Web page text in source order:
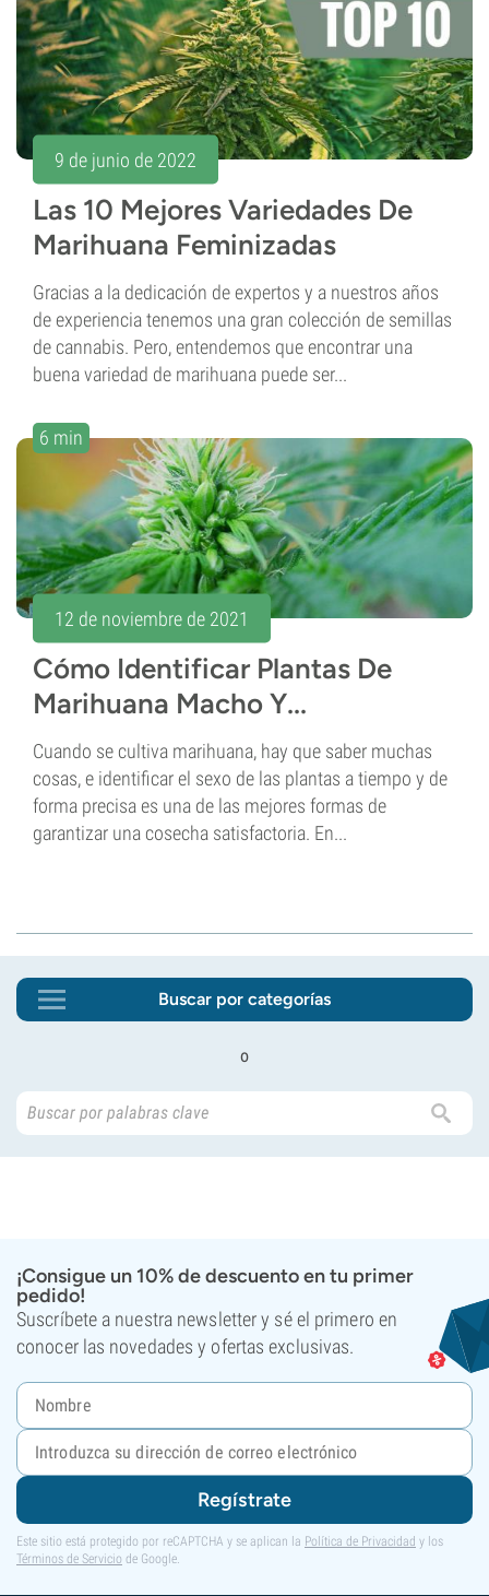
9 de junio de 2022
Las 10 Mejores Variedades De
Marihuana Feminizadas
Gracias a la dedicación de expertos y a nuestros años
de experiencia tenemos una gran colección de semillas
de cannabis. Pero, entendemos que encontrar una
buena variedad de marihuana puede ser...
6 min
12 de noviembre de 2021
Cómo Identificar Plantas De
Marihuana Macho Y...
Cuando se cultiva marihuana, hay que saber muchas
cosas, e identificar el sexo de las plantas a tiempo y de
forma precisa es una de las mejores formas de
garantizar una cosecha satisfactoria. En...
Buscar por categorías
o
¡Consigue un 10% de descuento en tu primer
pedido!
Suscríbete a nuestra newsletter y sé el primero en
conocer las novedades y ofertas exclusivas.
Regístrate
Este sitio está protegido por reCAPTCHA y se aplican la Política de Privacidad y los
Términos de Servicio de Google.